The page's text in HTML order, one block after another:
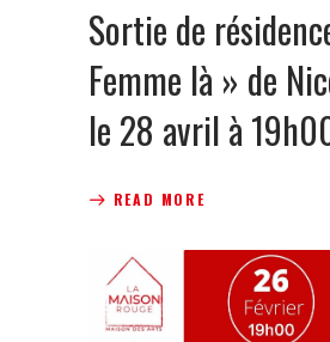
Sortie de
Femme là » de
le 28 avril à
READ MORE